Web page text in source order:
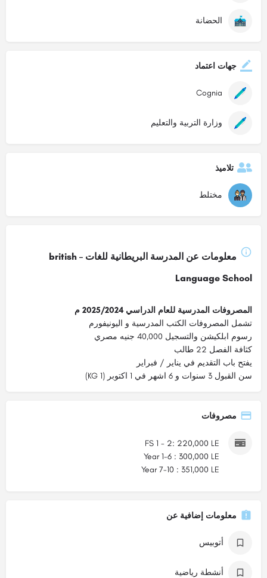
الحضانة
جهات اعتماد
Cognia
وزارة التربية والتعليم
تلاميذ
مختلط
معلومات عن المدرسة البريطانية للغات – british
Language School
المصروفات المدرسية للعام الدراسي 2025/2024 م
تشمل المصروفات الكتب المدرسية و اليونيفورم
رسوم ابلكيشن والتسجيل 40,000 جنيه مصري
كثافة الفصل 22 طالب
يفتح باب التقديم في يناير / فبراير
سن القبول 3 سنوات و 6 اشهر في 1 اكتوبر (KG 1)
مصروفات
FS 1 - 2: 220,000 LE
Year 1-6 : 300,000 LE
Year 7-10 : 351,000 LE
معلومات إضافية عن
أتوبيس
أنشطة رياضية